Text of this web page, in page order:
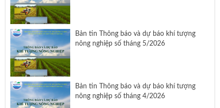
Bản tin Thông báo và dự báo khí tượng
nông nghiệp số tháng 5/2026
Bản tin Thông báo và dự báo khí tượng
nông nghiệp số tháng 4/2026